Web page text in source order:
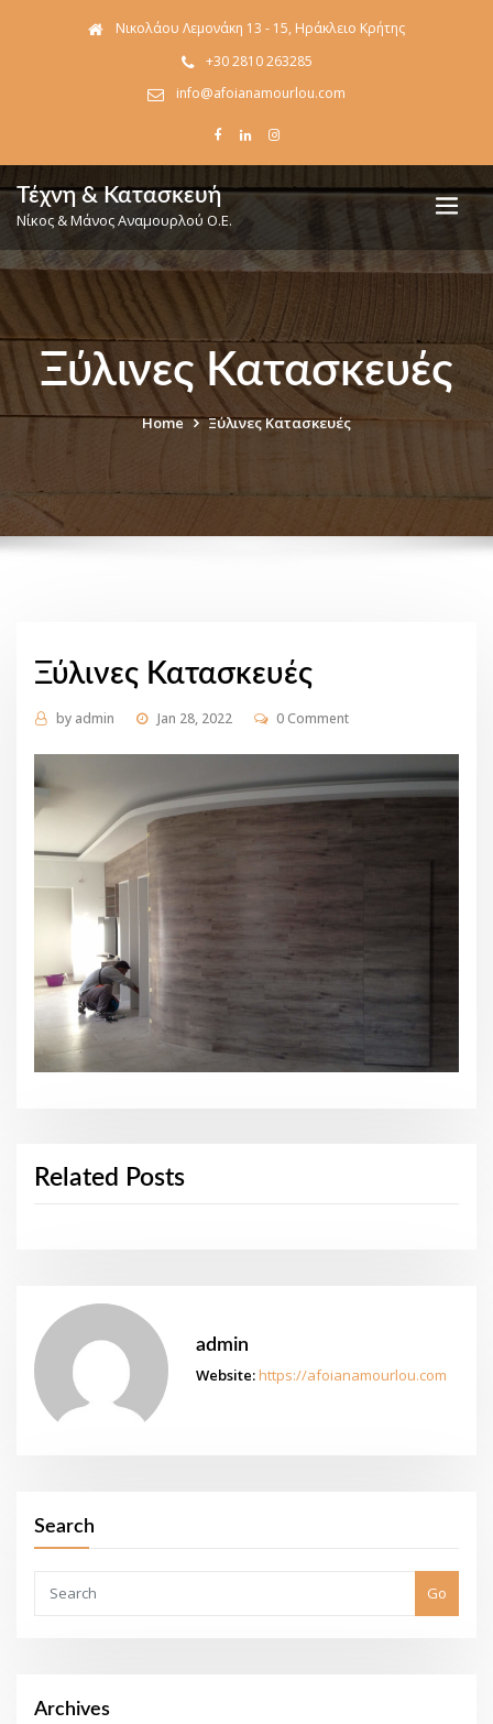
Νικολάου Λεμονάκη 13 - 15, Ηράκλειο Κρήτης
+30 2810 263285
info@afoianamourlou.com
Τέχνη & Κατασκευή
Νίκος & Μάνος Αναμουρλού Ο.Ε.
Ξύλινες Κατασκευές
Home Ξύλινες Κατασκευές
Ξύλινες Κατασκευές
by admin Jan 28, 2022 0 Comment
Related Posts
admin
Website: https://afoianamourlou.com
Search
Go
Archives